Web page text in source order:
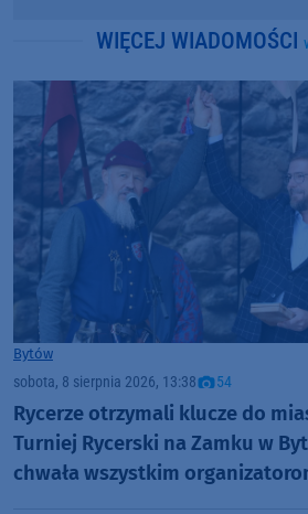
WIĘCEJ WIADOMOŚCI
Bytów
sobota, 8 sierpnia 2026, 13:38 54
Rycerze otrzymali klucze do
Turniej Rycerski na Zamku w
chwała wszystkim